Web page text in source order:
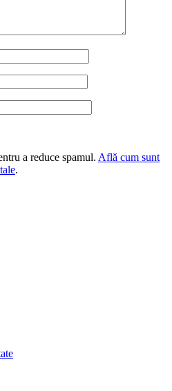
a reduce spamul. Află cum sunt
.